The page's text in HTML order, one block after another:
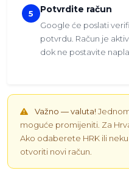
5 Potvrdite račun
Google će poslati
potvrdu. Račun je
dok ne postavite
Važno — valuta!
moguće promijeniti. Za
Ako odaberete HRK ili
otvoriti novi račun.